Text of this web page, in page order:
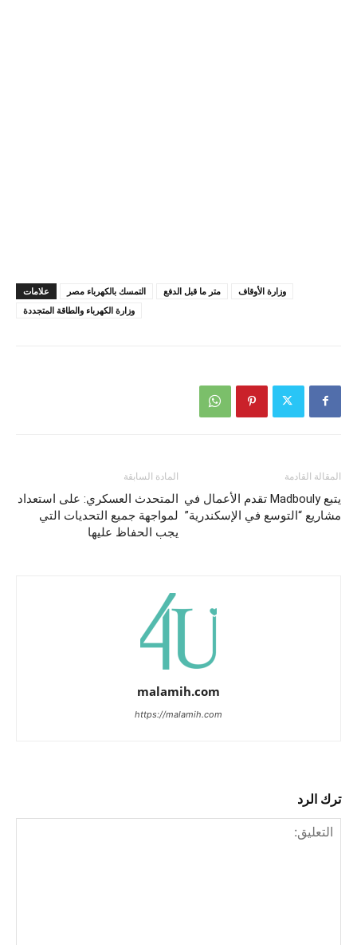
علامات التمسك بالكهرباء مصر متر ما قبل الدفع
وزارة الأوقاف
وزارة الكهرباء والطاقة المتجددة
المادة السابقة
المتحدث العسكري: على استعداد
لمواجهة جميع التحديات التي
يجب الحفاظ عليها
المقالة القادمة
يتبع Madbouly تقدم الأعمال في
مشاريع “التوسع في الإسكندرية”
malamih.com
https://malamih.com
ترك الرد